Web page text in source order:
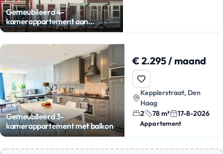
Gemeubileerd 4-
kamerappartement aan
Prinsegracht
Gemeubileerd 3-
kamerappartement met balkon
€ 2.295 / maand
Kepplerstraat, Den
Haag
2
78 m² 17-8-2026
Appartement